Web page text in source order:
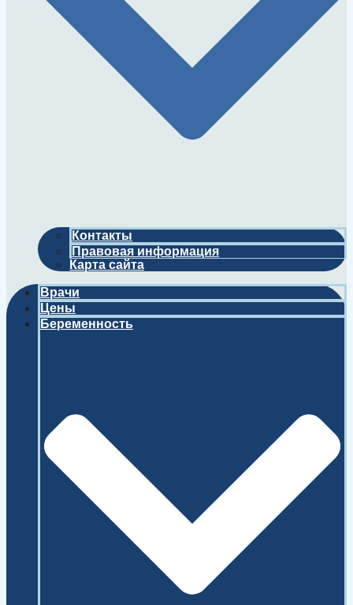
Контакты
Правовая информация
Карта сайта
Врачи
Цены
Беременность